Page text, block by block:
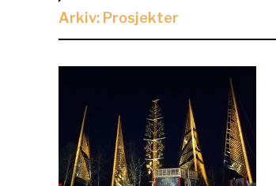
Arkiv: Prosjekter